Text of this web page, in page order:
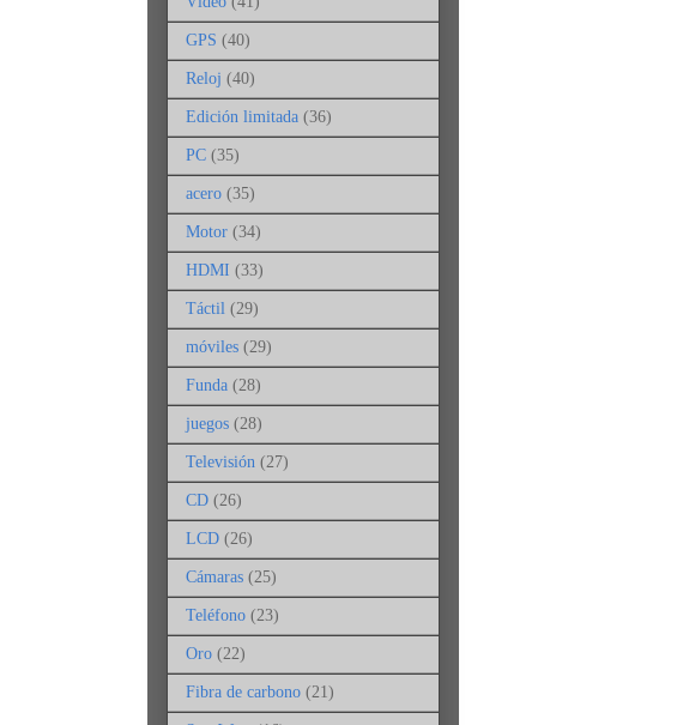
GPS (40)
Reloj (40)
Edición limitada (36)
PC (35)
acero (35)
Motor (34)
HDMI (33)
Táctil (29)
móviles (29)
Funda (28)
juegos (28)
Televisión (27)
CD (26)
LCD (26)
Cámaras (25)
Teléfono (23)
Oro (22)
Fibra de carbono (21)